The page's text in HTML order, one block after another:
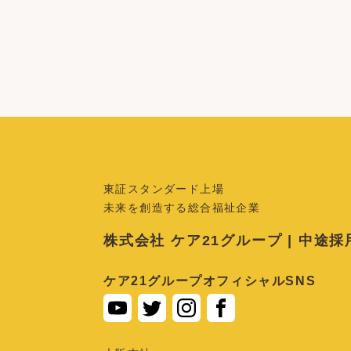
東証スタンダード上場
未来を創造する総合福祉企業
株式会社 ケア21グループ | 中途採
ケア21グループオフィシャルSNS